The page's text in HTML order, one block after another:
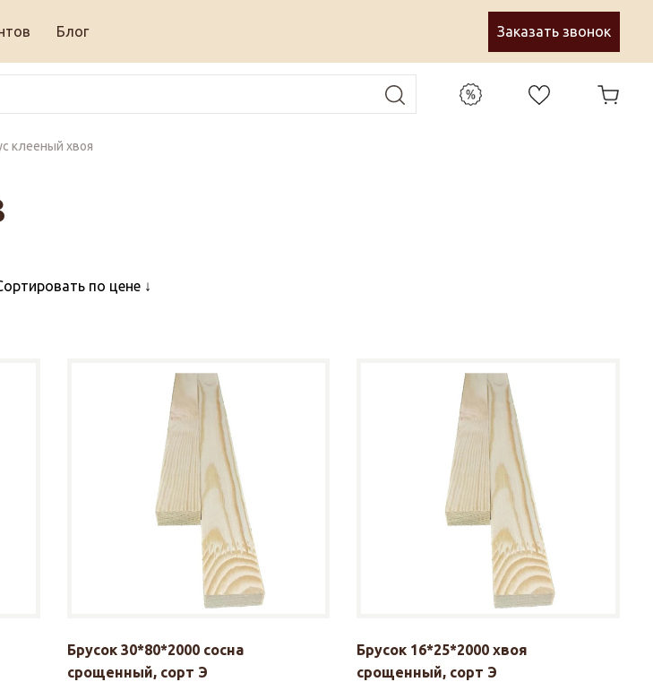
Блог Заказать звонок
клееный хвоя
по цене
Брусок 30*80*2000 сосна
срощенный, сорт Э
Брусок 16*25*2000 хвоя
срощенный, сорт Э